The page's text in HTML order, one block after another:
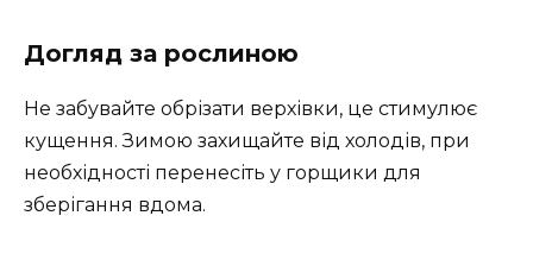
Догляд за рослиною
Не забувайте обрізати верхівки, це стимулює
кущення. Зимою захищайте від холодів, при
необхідності перенесіть у горщики для
зберігання вдома.